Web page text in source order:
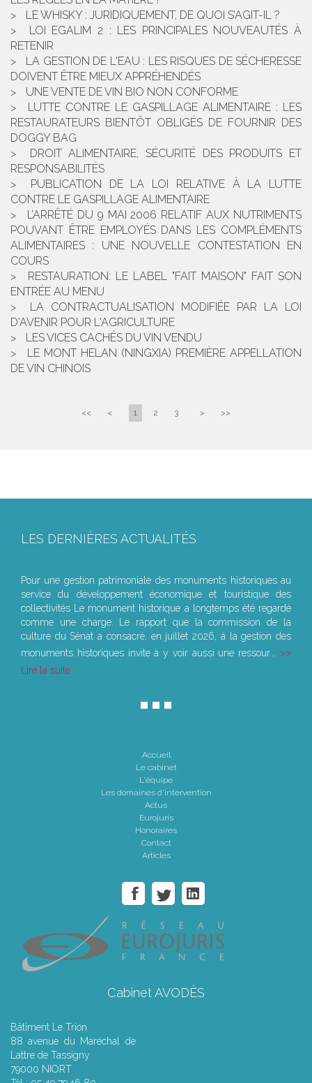
LE WHISKY : JURIDIQUEMENT, DE QUOI S’AGIT-IL ?
LOI EGALIM 2 : LES PRINCIPALES NOUVEAUTÉS À
RETENIR
LA GESTION DE L'EAU : LES RISQUES DE SÉCHERESSE
DOIVENT ÊTRE MIEUX APPRÉHENDÉS
UNE VENTE DE VIN BIO NON CONFORME
LUTTE CONTRE LE GASPILLAGE ALIMENTAIRE : LES
RESTAURATEURS BIENTÔT OBLIGÉS DE FOURNIR DES
DOGGY BAG
DROIT ALIMENTAIRE, SÉCURITÉ DES PRODUITS ET
RESPONSABILITÉS
PUBLICATION DE LA LOI RELATIVE À LA LUTTE
CONTRE LE GASPILLAGE ALIMENTAIRE
L’ARRÊTÉ DU 9 MAI 2006 RELATIF AUX NUTRIMENTS
POUVANT ÊTRE EMPLOYÉS DANS LES COMPLÉMENTS
ALIMENTAIRES : UNE NOUVELLE CONTESTATION EN
COURS
RESTAURATION: LE LABEL "FAIT MAISON" FAIT SON
ENTRÉE AU MENU
LA CONTRACTUALISATION MODIFIÉE PAR LA LOI
D'AVENIR POUR L'AGRICULTURE
LES VICES CACHÉS DU VIN VENDU
LE MONT HELAN (NINGXIA) PREMIÈRE APPELLATION
DE VIN CHINOIS
<< < 1 2 3 > >>
LES DERNIÈRES ACTUALITÉS
Pour une gestion patrimoniale des monuments historiques au
service du développement économique et touristique des
collectivités Le monument historique a longtemps été regardé
comme une charge. Le rapport que la commission de la
culture du Sénat a consacré, en juillet 2026, à la gestion des
monuments historiques invite à y voir aussi une ressour...
Lire la suite
Accueil
Le cabinet
L'équipe
Les domaines d'intervention
Actus
Eurojuris
Honoraires
Contact
Articles
Cabinet AVODÈS
Bâtiment Le Trion
88 avenue du Maréchal de
Lattre de Tassigny
79000 NIORT